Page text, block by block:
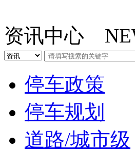
资讯中心
停车政策
停车规划
道路/城市级